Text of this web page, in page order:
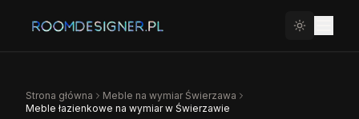
Strona główna Meble na wymiar Świerzawa
Meble łazienkowe na wymiar w Świerzawie